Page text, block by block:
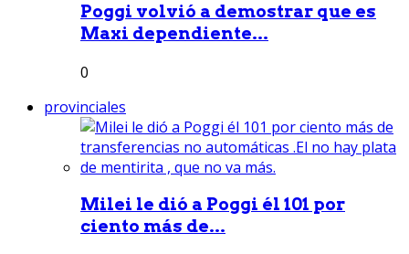
Poggi volvió a demostrar que es
Maxi dependiente...
0
provinciales
Milei le dió a Poggi él 101 por
ciento más de...